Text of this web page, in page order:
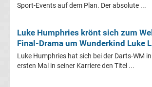
Ligue
1
Sport-Events auf dem Plan. Der absolute ...
Luke Humphries krönt sich zum
Final-Drama um Wunderkind Luke
Luke Humphries hat sich bei der Darts-WM
ersten Mal in seiner Karriere den Titel ...